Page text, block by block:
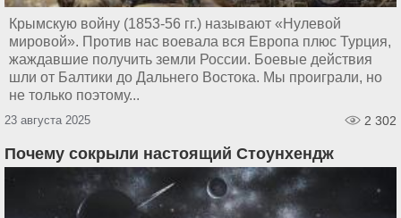
Крымскую войну (1853-56 гг.) называют «Нулевой
мировой». Против нас воевала вся Европа плюс Турция,
жаждавшие получить земли России. Боевые действия
шли от Балтики до Дальнего Востока. Мы проиграли, но
не только поэтому...
23 августа 2025 2 302
Почему сокрыли настоящий Стоунхендж